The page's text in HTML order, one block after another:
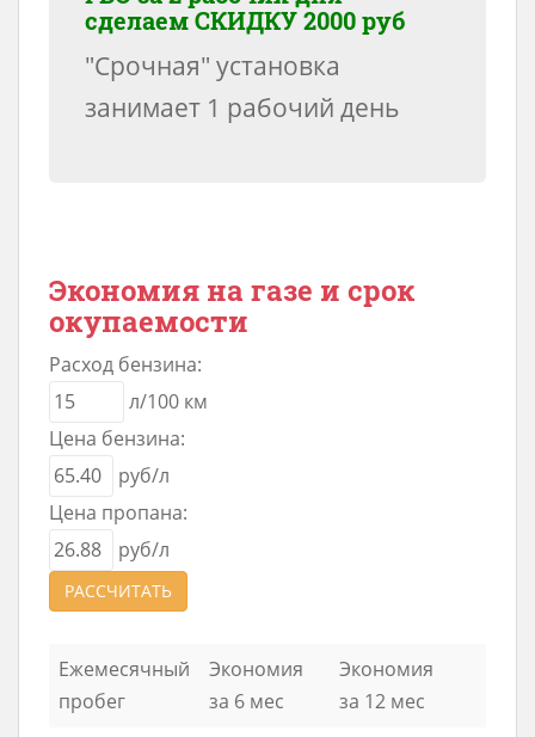
сделаемСКИДКУ 2000 руб
"Срочная" установка
занимает 1 рабочий день
Экономия на газе и срок
окупаемости
Расход бензина:
л/100 км
Цена бензина:
руб/л
Цена пропана:
руб/л
РАССЧИТАТЬ
Ежемесячный
пробег
Экономия
за 6 мес
Экономия
за 12 мес